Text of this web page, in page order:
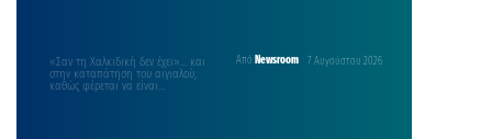
Από Newsroom 7 Αυγούστου 2026
«Σαν τη Χαλκιδική δεν έχει»… και
στην καταπάτηση του αιγιαλού,
καθώς φέρεται να είναι